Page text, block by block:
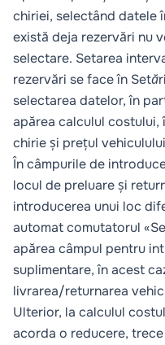
chiriei, selectând datele
există deja rezervări nu
selectare. Setarea
rezervări se face în
selectarea datelor, în
apărea calculul costului,
chirie și prețul
În câmpurile de
locul de preluare și
introducerea unui loc
automat comutatorul
apărea câmpul pentru
suplimentare, în acest
livrarea/returnarea
Ulterior, la calculul
acorda o reducere,